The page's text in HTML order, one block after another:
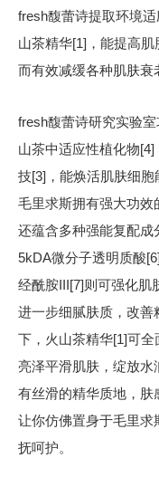
fresh馥蕾诗提取环境
山茶精华[1]，能提高
而有效减缓各种肌肤衰
fresh馥蕾诗研究实验
山茶中适应性植化物
技[3]，能焕活肌肤细
毛里求斯拥有强大功效
还蕴含多种强能复配成
5kDA微分子透明质酸
经酰胺III[7]则可强化肌
进一步细腻肤质，改善
下，火山茶精华[1]可全
亮泽平滑肌肤，绽放水
有丝滑的精华质地，肤
让你仿佛置身于毛里求
抚呵护。